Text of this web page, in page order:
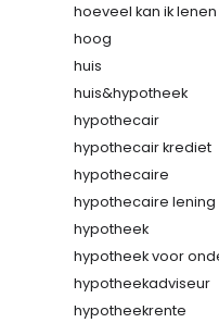
hoeveel kan ik lenen
hoog
huis
huis&hypotheek
hypothecair
hypothecair krediet
hypothecaire
hypothecaire lening
hypotheek
hypotheek voor
hypotheekadviseur
hypotheekrente